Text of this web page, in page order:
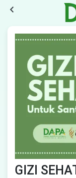
navigate_before
GIZI